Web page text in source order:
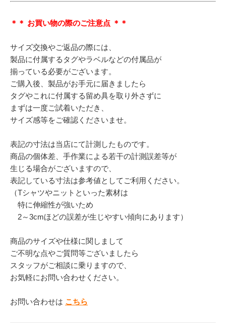
＊＊ お買い物の際のご注意点 ＊＊
サイズ交換やご返品の際には、
製品に付属するタグやラベルなどの付属品が
揃っている必要がございます。
ご購入後、製品がお手元に届きましたら
タグやこれに付属する留め具を取り外さずに
まずは一度ご試着いただき、
サイズ感等をご確認くださいませ。
表記の寸法は当店にて計測したものです。
商品の個体差、手作業による若干の計測誤差等が
生じる場合がございますので、
表記している寸法は参考値としてご利用ください。
（Tシャツやニットといった素材は
特に伸縮性が強いため
2～3cmほどの誤差が生じやすい傾向にあります）
商品のサイズや仕様に関しまして
ご不明な点やご質問等ございましたら
スタッフがご相談に乗りますので、
お気軽にお問い合わせください。
お問い合わせは こちら